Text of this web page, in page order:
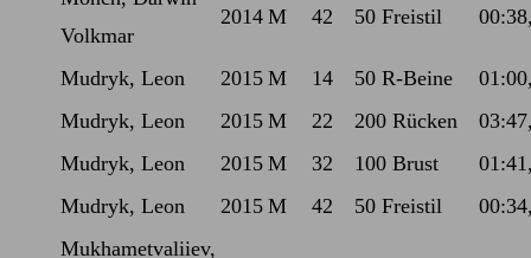
Volkmar
2014 M 42 50 Freistil
Mudryk, Leon 2015 M 14 50 R-Beine
Mudryk, Leon
2015 M 22 200 Rücken
Mudryk, Leon
2015 M 32 100 Brust
Mudryk, Leon
2015 M 42 50 Freistil
Mukhametvaliiev,